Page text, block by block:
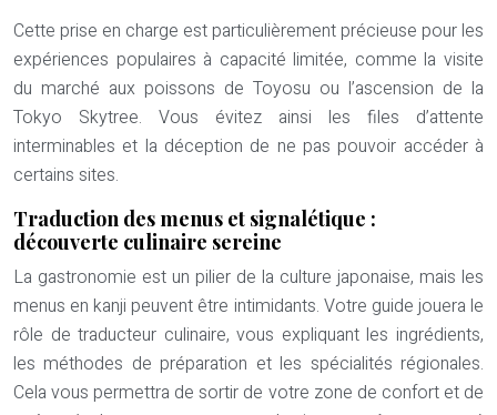
Cette prise en charge est particulièrement précieuse pour les
expériences populaires à capacité limitée, comme la visite
du marché aux poissons de Toyosu ou l’ascension de la
Tokyo Skytree. Vous évitez ainsi les files d’attente
interminables et la déception de ne pas pouvoir accéder à
certains sites.
Traduction des menus et signalétique :
découverte culinaire sereine
La gastronomie est un pilier de la culture japonaise, mais les
menus en kanji peuvent être intimidants. Votre guide jouera le
rôle de traducteur culinaire, vous expliquant les ingrédients,
les méthodes de préparation et les spécialités régionales.
Cela vous permettra de sortir de votre zone de confort et de